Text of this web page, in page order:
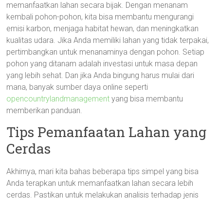
memanfaatkan lahan secara bijak. Dengan menanam
kembali pohon-pohon, kita bisa membantu mengurangi
emisi karbon, menjaga habitat hewan, dan meningkatkan
kualitas udara. Jika Anda memiliki lahan yang tidak terpakai,
pertimbangkan untuk menanaminya dengan pohon. Setiap
pohon yang ditanam adalah investasi untuk masa depan
yang lebih sehat. Dan jika Anda bingung harus mulai dari
mana, banyak sumber daya online seperti
opencountrylandmanagement yang bisa membantu
memberikan panduan.
Tips Pemanfaatan Lahan yang
Cerdas
Akhirnya, mari kita bahas beberapa tips simpel yang bisa
Anda terapkan untuk memanfaatkan lahan secara lebih
cerdas. Pastikan untuk melakukan analisis terhadap jenis